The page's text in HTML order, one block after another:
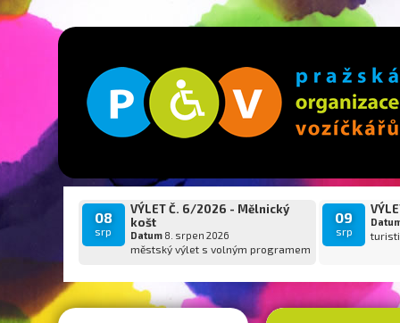
08
srp
VÝLET Č. 6/2026 - Mělnický
košt
Datum8. srpen 2026
městský výlet s volným programem
09
srp